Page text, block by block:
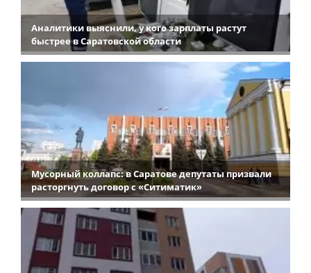
Аналитики выяснили, у кого зарплаты растут
быстрее в Саратовской области
Мусорный коллапс: в Саратове депутаты призвали
расторгнуть договор с «Ситиматик»